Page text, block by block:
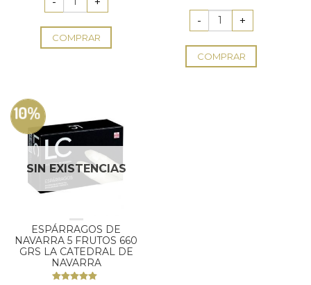
COMPRAR
era:
33,00 €.
COMPRAR
SIN EXISTENCIAS
10%
ESPÁRRAGOS DE
NAVARRA 5 FRUTOS 660
GRS LA CATEDRAL DE
NAVARRA